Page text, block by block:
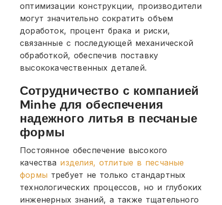
оптимизации конструкции, производители
могут значительно сократить объем
доработок, процент брака и риски,
связанные с последующей механической
обработкой, обеспечив поставку
высококачественных деталей.
Сотрудничество с компанией
Minhe для обеспечения
надежного литья в песчаные
формы
Постоянное обеспечение высокого
качества изделия, отлитые в песчаные
формы требует не только стандартных
технологических процессов, но и глубоких
инженерных знаний, а также тщательного